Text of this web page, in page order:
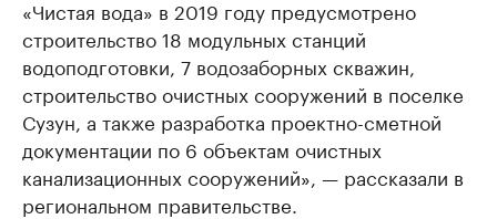
«Чистая вода» в 2019 году предусмотрено
строительство 18 модульных станций
водоподготовки, 7 водозаборных скважин,
строительство очистных сооружений в поселке
Сузун, а также разработка проектно-сметной
документации по 6 объектам очистных
канализационных сооружений», — рассказали в
региональном правительстве.